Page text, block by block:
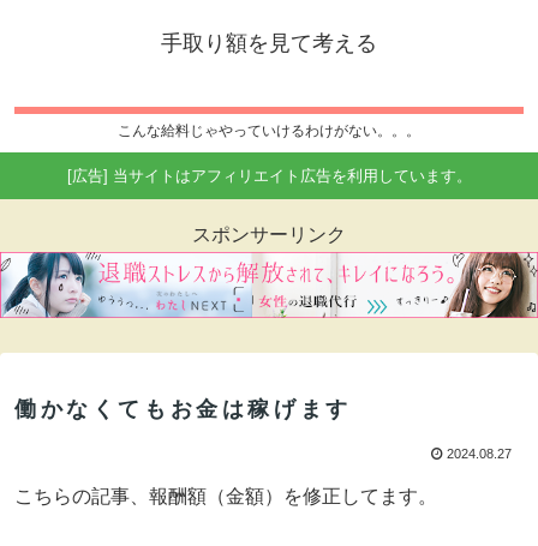
手取り額を見て考える
こんな給料じゃやっていけるわけがない。。。
[広告] 当サイトはアフィリエイト広告を利用しています。
スポンサーリンク
働かなくてもお金は稼げます
2024.08.27
こちらの記事、報酬額（金額）を修正してます。